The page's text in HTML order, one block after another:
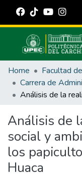
Communities &
All of DSpace
Statistics
Estadísticas
Manuales
Home
Análisis de
social y
los
Huaca